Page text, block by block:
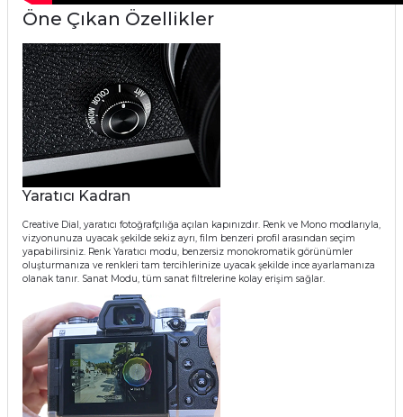
Öne Çıkan Özellikler
Yaratıcı Kadran
Creative Dial, yaratıcı fotoğrafçılığa açılan kapınızdır. Renk ve Mono modlarıyla,
vizyonunuza uyacak şekilde sekiz ayrı, film benzeri profil arasından seçim
yapabilirsiniz. Renk Yaratıcı modu, benzersiz monokromatik görünümler
oluşturmanıza ve renkleri tam tercihlerinize uyacak şekilde ince ayarlamanıza
olanak tanır. Sanat Modu, tüm sanat filtrelerine kolay erişim sağlar.